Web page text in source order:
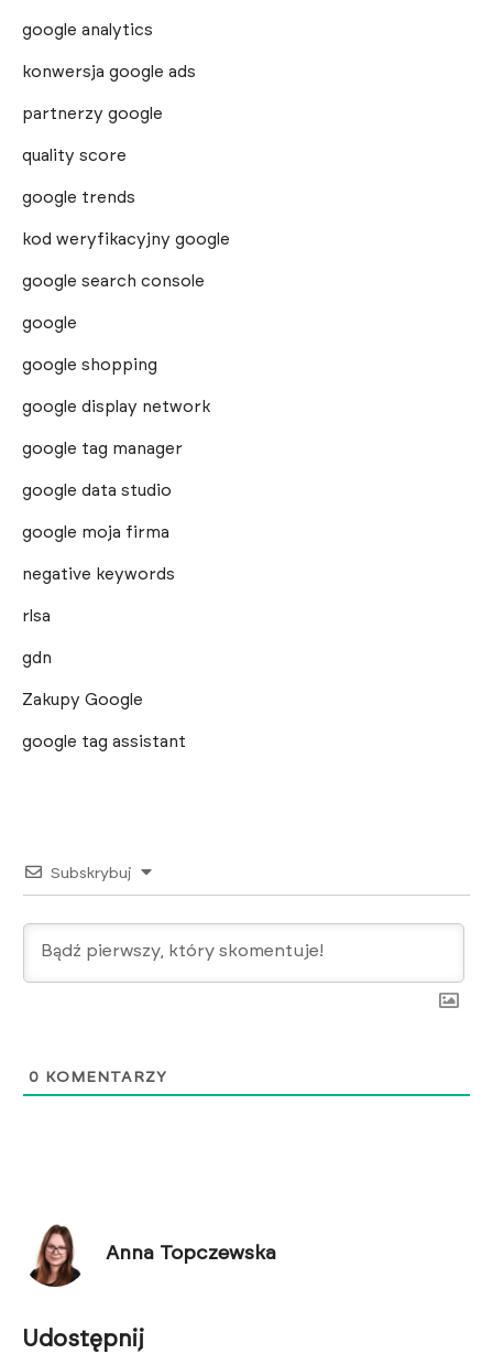
google analytics
konwersja google ads
partnerzy google
quality score
google trends
kod weryfikacyjny google
google search console
google
google shopping
google display network
google tag manager
google data studio
google moja firma
negative keywords
rlsa
gdn
Zakupy Google
google tag assistant
Subskrybuj
0 KOMENTARZY
Anna Topczewska
Udostępnij